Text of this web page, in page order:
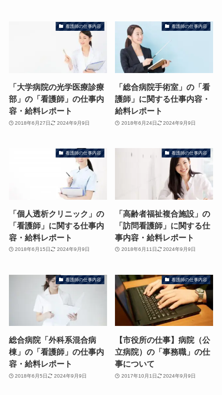
看護師の仕事内容
「大学病院の光学医療診療
部」の「看護師」の仕事内
容・給料レポート
2018年6月27日 2024年9月9日
看護師の仕事内容
「総合病院手術室」の「看
護師」に関する仕事内容・
給料レポート
2018年6月24日 2024年9月9日
看護師の仕事内容
「個人透析クリニック」の
「看護師」に関する仕事内
容・給料レポート
2018年6月15日 2024年9月9日
看護師の仕事内容
「高齢者福祉複合施設」の
「訪問看護師」に関する仕
事内容・給料レポート
2018年6月11日 2024年9月9日
看護師の仕事内容
総合病院「外科系混合病
棟」の「看護師」の仕事内
容・給料レポート
2018年6月5日 2024年9月9日
看護師の仕事内容
【市役所の仕事】病院（公
立病院）の「事務職」の仕
事について
2017年10月1日 2024年9月9日